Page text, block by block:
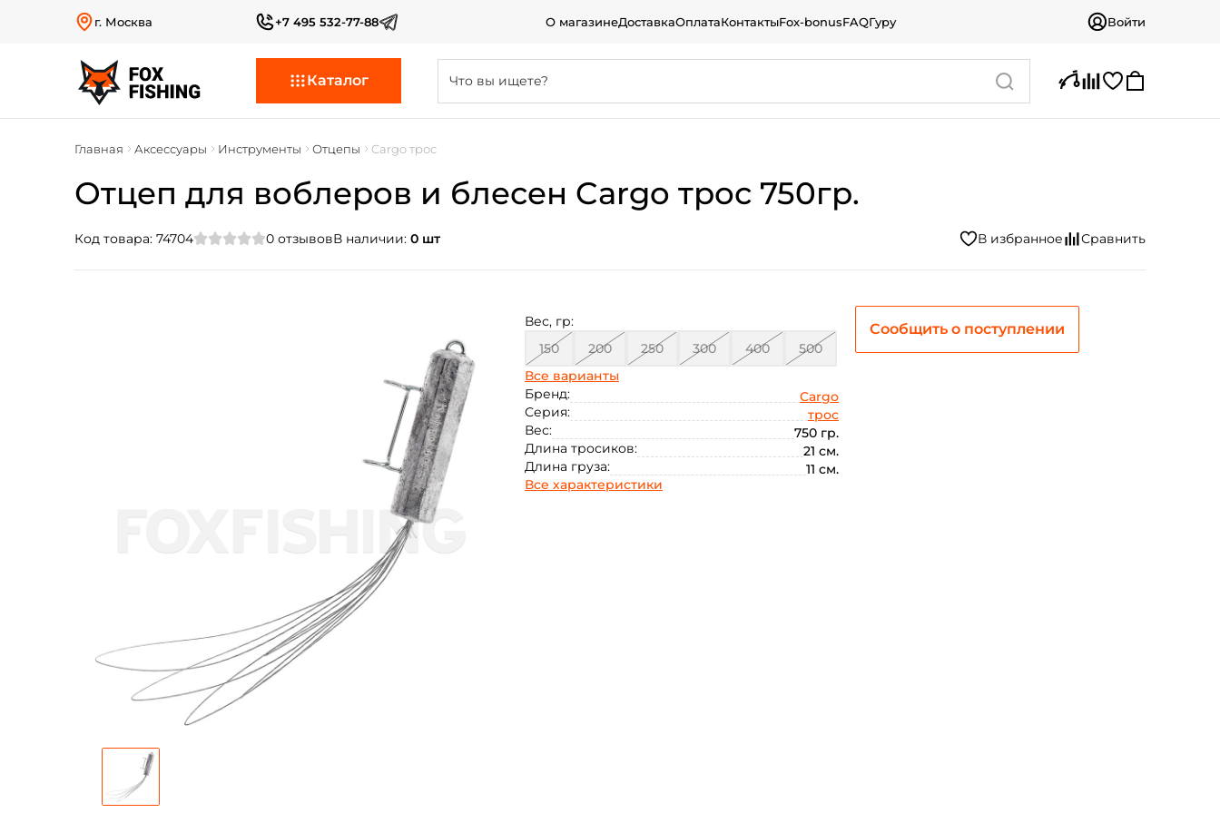
г. Москва +7 495 532-77-88 О магазинеДоставкаОплатаКонтактыFox-bonusFAQГуру Войти
Каталог
Главная Аксессуары Инструменты Отцепы Cargo трос
Отцеп для воблеров и блесен Cargo трос 750гр.
Код товара: 74704 0 отзывовВ наличии: 0 шт
Вес, гр:
150
200 250 300 400 500
750 1000
Все варианты
Бренд:
Cargo
Серия:
трос
Вес:
750 гр.
Длина тросиков:
21 см.
Длина груза:
11 см.
Все характеристики
Сообщить о поступлении